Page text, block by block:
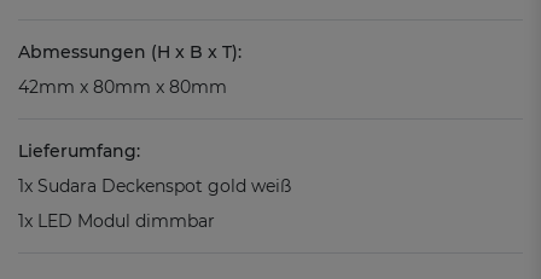
Abmessungen (H x B x T):
42mm x 80mm x 80mm
Lieferumfang:
1x Sudara Deckenspot gold weiß
1x LED Modul dimmbar